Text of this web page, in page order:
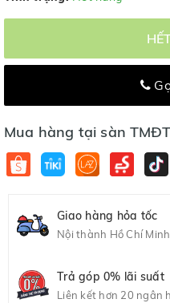
Mua hàng tại sàn
Giao hàng hỏa tốc
Nội thành Hồ Chí Minh
Trả góp 0% lãi suất
Liên kết hơn 20 ngân